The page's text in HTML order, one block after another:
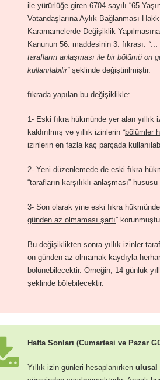
ile yürürlüğe giren 6704 sayılı “65
Vatandaşlarına Aylık Bağlanması
Kararnamelerde Değişiklik
Kanunun 56. maddesinin 3. fıkrası: “…
tarafların anlaşması ile bir bölümü on
kullanılabilir”şeklinde değiştirilmiştir.
fıkrada yapılan bu değişiklikle:
1- Eski fıkra hükmünde yer alan yıllık
kaldırılmış ve yıllık izinlerin “bölümler
izinlerin en fazla kaç parçada
2- Yeni düzenlemede de eski fıkra
“tarafların karşılıklı anlaşması”
3- Son olarak yine eski fıkra
günden az olmaması şartı”
Bu değişiklikten sonra yıllık izinler
on günden az olmamak kaydıyla
bölünebilecektir. Örneğin; 14 günlük
şeklinde bölebilecektir.
Hafta Sonları (Cumartesi ve Pazar
Yıllık izin günleri hesaplanırken ulusal